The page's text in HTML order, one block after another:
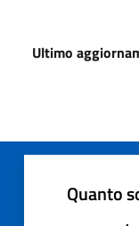
Ultimo
Quanto